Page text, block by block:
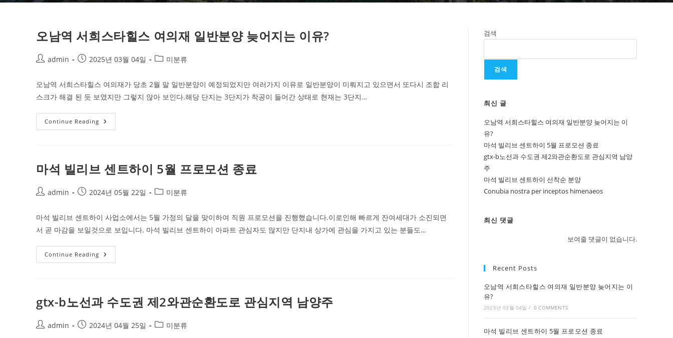
오남역 서희스타힐스 여의재 일반분양 늦어지는 이유?
Postadmin
Post2025년 03월 04일
Post미분류
오남역 서희스타힐스 여의재가 당초 2월 말 일반분양이 예정되었지만 여러가지 이유로 일반분양이 미뤄지고 있으면서 또다시 조합 리
스크가 해결 된 듯 보였지만 그렇지 않아 보인다.해당 단지는 3단지가 착공이 들어간 상태로 현재는 3단지…
Continue Reading 오
남
타
힐
스
의
재
반
분
양
늦
지
는
이
마석 빌리브 센트하이 5월 프로모션 종료
Postadmin
Post2024년 05월 22일
Post미분류
마석 빌리브 센트하이 사업소에서는 5월 가정의 달을 맞이하여 직원 프로모션을 진행했습니다.이로인해 빠르게 잔여세대가 소진되면
서 곧 마감을 보일것으로 보입니다. 마석 빌리브 센트하이 아파트 관심자도 많지만 단지내 상가에 관심을 가지고 있는 분들도…
Continue Reading 마
석
트
하
이
월
프
gtx-b노선과 수도권 제2와관순환도로 관심지역 남양주
Postadmin
Post2024년 04월 25일
Post미분류
검색
검색
최신 글
오남역 서희스타힐스 여의재 일반분양 늦어지는 이
유?
마석 빌리브 센트하이 5월 프로모션 종료
gtx-b노선과 수도권 제2와관순환도로 관심지역 남양
주
마석 빌리브 센트하이 선착순 분양
Conubia nostra per inceptos himenaeos
최신 댓글
보여줄 댓글이 없습니다.
Recent Posts
오남역 서희스타힐스 여의재 일반분양 늦어지는 이
유?
2025년 03월 04일 / 0 COMMENTS
마석 빌리브 센트하이 5월 프로모션 종료